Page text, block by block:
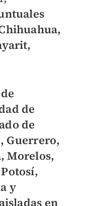
de
de
Guerrero,
Morelos,
y
en